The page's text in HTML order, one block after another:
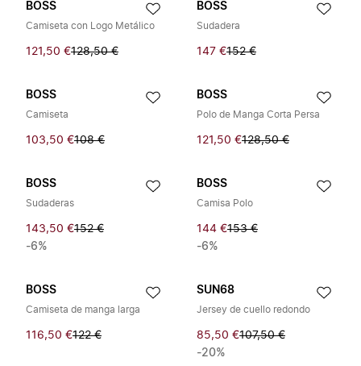
BOSS
Camiseta con Logo Metálico
121,50 €128,50 €
BOSS
Sudadera
147 €152 €
BOSS
Camiseta
103,50 €108 €
BOSS
Polo de Manga Corta Persa
121,50 €128,50 €
BOSS
Sudaderas
143,50 €152 €
-6%
BOSS
Camisa Polo
144 €153 €
-6%
BOSS
Camiseta de manga larga
116,50 €122 €
SUN68
Jersey de cuello redondo
85,50 €107,50 €
-20%